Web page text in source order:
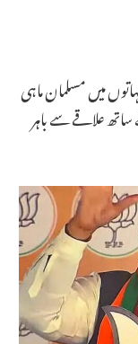
میں مسلمان ماہی
علاقے سے باہر